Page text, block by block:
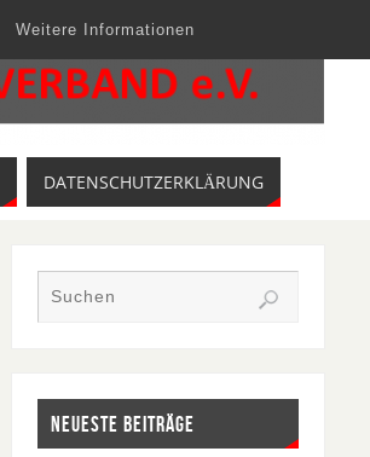
Weitere Informationen
DATENSCHUTZERKLÄRUNG
NEUESTE BEITRÄGE